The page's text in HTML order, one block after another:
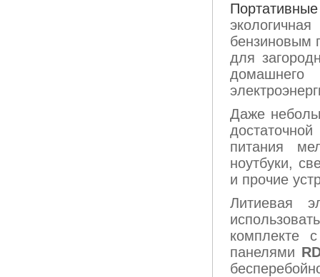
бензиновым
для
Даже
питания
ноутбуки,
и прочие
Литиевая
комплекте
панелями